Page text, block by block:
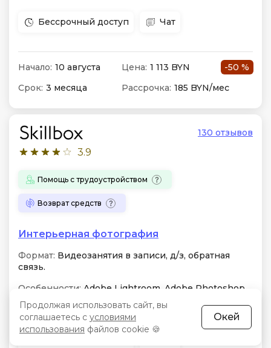
Бессрочный доступ Чат
Начало: 10 августа Цена: 1 113 BYN
-50 %
Срок: 3 месяца Рассрочка: 185 BYN/мес
3.9
130 отзывов
Помощь с трудоустройством
Возврат средств
Интерьерная фотография
Формат: Видеозанятия в записи, д/з, обратная
связь.
Особенности: Adobe Lightroom, Adobe Photoshop,
Capture One, коррекция искажений, световые
схемы, предметная ретушь
Продолжая использовать сайт, вы
соглашаетесь с условиями
использования файлов cookie 🍪
Окей